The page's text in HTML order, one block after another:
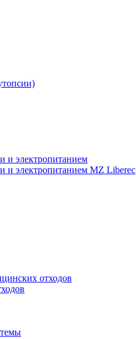
и электропитанием
и электропитанием MZ Liberec
отходов